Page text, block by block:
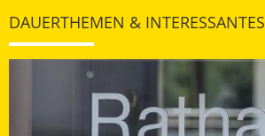
DAUERTHEMEN & INTERESSANTES